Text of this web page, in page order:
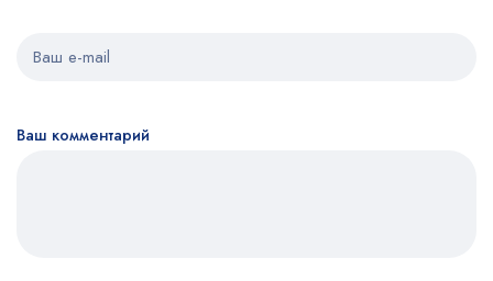
Ваш комментарий